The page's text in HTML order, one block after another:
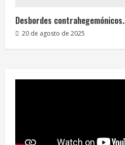
Desbordes contrahegemónicos.
20 de agosto de 2025